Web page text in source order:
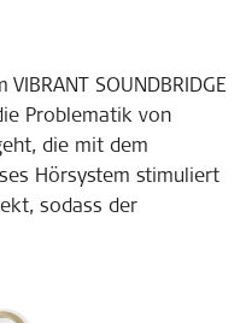
SOUNDBRIDGE
Problematik von
die mit dem
Hörsystem stimuliert
sodass der